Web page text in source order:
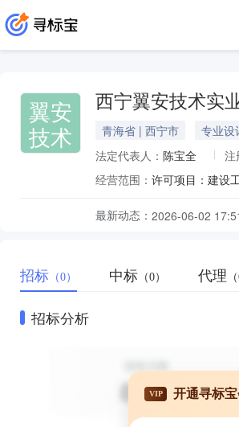
翼安
技术
西宁翼安技术实
青海省 | 西宁市 专业设
法定代表人： 陈宝全 注
经营范围：
最新动态： 2026-06-02
招标 （0） 中标 （0） 代理
招标分析
VIP 开通寻标